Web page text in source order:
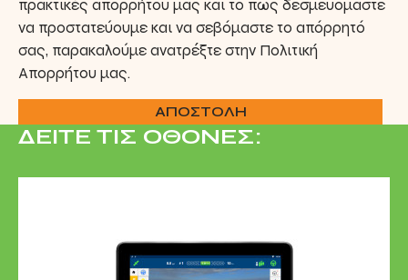
πρακτικές απορρήτου μας και το πώς δεσμευόμαστε
να προστατεύουμε και να σεβόμαστε το απόρρητό
σας, παρακαλούμε ανατρέξτε στην Πολιτική
Απορρήτου μας.
ΑΠΟΣΤΟΛΗ
ΔΕΙΤΕ ΤΙΣ ΟΘΟΝΕΣ: